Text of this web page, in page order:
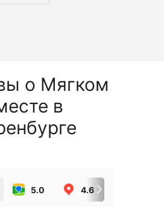
о Мягком
в
5.0 4.6